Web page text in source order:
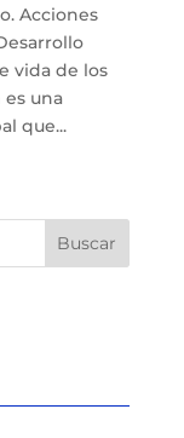
Acciones
vida de los
una
que...